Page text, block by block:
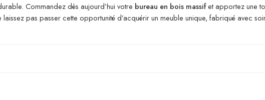
Commandez dès aujourd’hui votre bureau en bois massifet apportez une
pas passer cette opportunité d’acquérir un meuble unique, fabriqué avec